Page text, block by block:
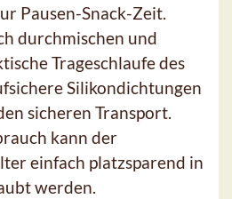
Pausen-Snack-Zeit.
durchmischen und
Trageschlaufe des
Silikondichtungen
sicheren Transport.
kann der
einfach platzsparend in
werden.